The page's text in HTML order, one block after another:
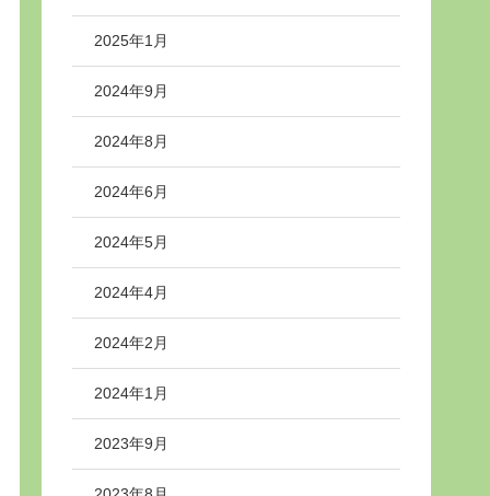
2025年1月
2024年9月
2024年8月
2024年6月
2024年5月
2024年4月
2024年2月
2024年1月
2023年9月